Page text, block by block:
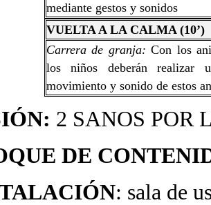
mediante gestos y sonidos
VUELTA A LA CALMA (10’)
Carrera de granja: Con los
los niños deberán realizar
movimiento y sonido de estos
2 SANOS POR
DE
: sala de